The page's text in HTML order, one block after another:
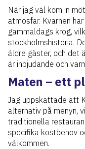
När jag väl kom in
atmosfär. Kvarnen
gammaldags krog,
stockholmshistoria.
äldre gäster, och det
är inbjudande och
Maten – ett
Jag uppskattade att
alternativ på menyn,
traditionella
specifika kostbehov
välkommen.